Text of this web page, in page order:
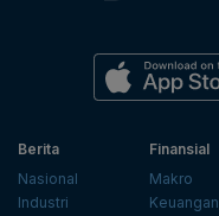
Berita
Nasional
Industri
Finansial
Makro
Keuangan